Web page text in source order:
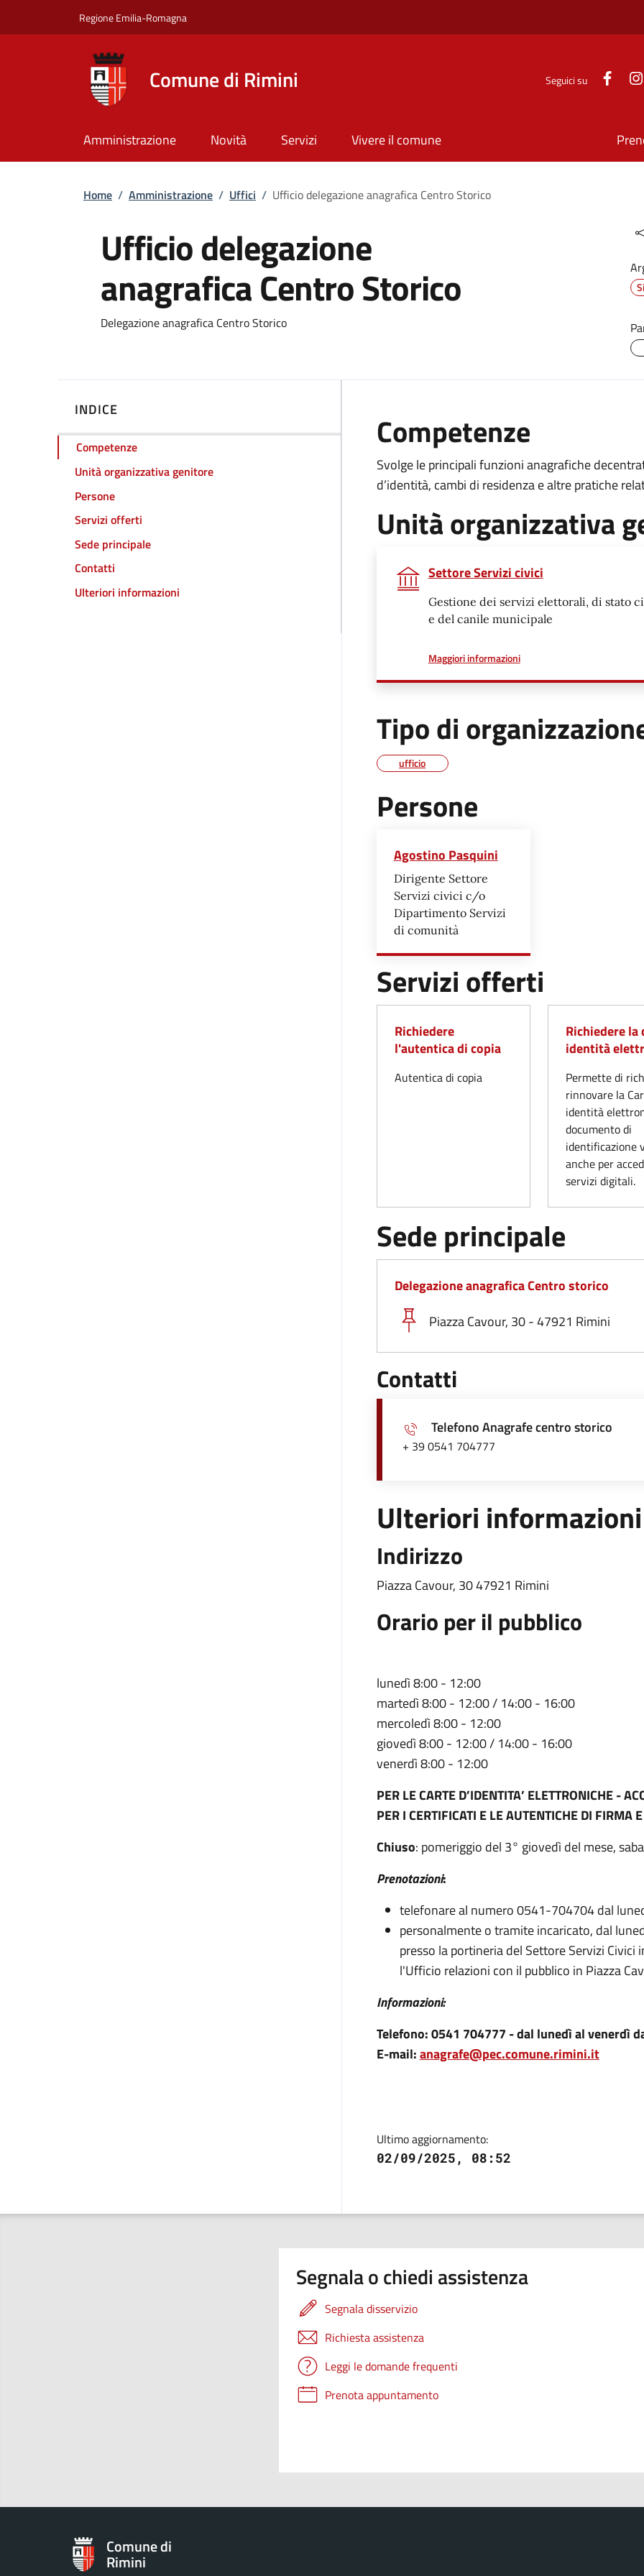
Regione Emilia-Romagna
Comune di Rimini Seguici su
Amministrazione Novità Servizi Vivere il comune
Briciole di pane
Home / Amministrazione / Uffici / Ufficio delegazione anagrafica Centro Storico
Ufficio delegazione
anagrafica Centro Storico
Dettagli
Delegazione anagrafica Centro Storico
INDICE
Competenze
Unità organizzativa genitore
Persone
Servizi offerti
Sede principale
Contatti
Ulteriori informazioni
Competenze
Svolge le principali funzioni anagrafiche
d’identità, cambi di residenza e altre pratiche
Unità organizzativa
Settore Servizi civici
Gestione dei servizi elettorali, di stato
e del canile municipale
Maggiori informazionia proposito di
Tipo di
ufficio
Persone
Agostino Pasquini
Dirigente Settore
Servizi civici c/o
Dipartimento Servizi
di comunità
Servizi offerti
Richiedere
l'autentica di copia
Autentica di copia
Richiedere la
identità
Permette di
rinnovare la
identità
documento di
identificazione
anche per
servizi digitali.
Sede principale
Delegazione anagrafica Centro storico
Piazza Cavour, 30 - 47921 Rimini
Contatti
Telefono Anagrafe centro storico
+ 39 0541 704777
Ulteriori informazioni
Indirizzo
Piazza Cavour, 30 47921 Rimini
Orario per il pubblico
lunedì 8:00 - 12:00
martedì 8:00 - 12:00 / 14:00 - 16:00
mercoledì 8:00 - 12:00
giovedì 8:00 - 12:00 / 14:00 - 16:00
venerdì 8:00 - 12:00
PER LE CARTE D’IDENTITA’ ELETTRONICHE -
PER I CERTIFICATI E LE AUTENTICHE DI FIRMA
Chiuso: pomeriggio del 3° giovedì del mese,
Prenotazioni:
telefonare al numero 0541-704704 dal
personalmente o tramite incaricato, dal
presso la portineria del Settore Servizi
l'Ufficio relazioni con il pubblico in Piazza
Informazioni:
Telefono: 0541 704777 - dal lunedì al venerdì
E-mail:anagrafe@pec.comune.rimini.it
Ultimo aggiornamento:
02/09/2025, 08:52
Segnala o chiedi assistenza
Segnala disservizio
Richiesta assistenza
Leggi le domande frequenti
Prenota appuntamento
Comune di
Rimini